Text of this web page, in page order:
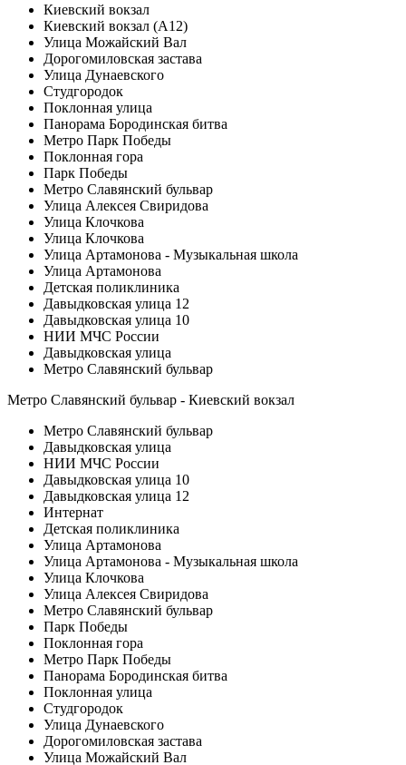
Киевский вокзал
Киевский вокзал (А12)
Улица Можайский Вал
Дорогомиловская застава
Улица Дунаевского
Студгородок
Поклонная улица
Панорама Бородинская битва
Метро Парк Победы
Поклонная гора
Парк Победы
Метро Славянский бульвар
Улица Алексея Свиридова
Улица Клочкова
Улица Клочкова
Улица Артамонова - Музыкальная школа
Улица Артамонова
Детская поликлиника
Давыдковская улица 12
Давыдковская улица 10
НИИ МЧС России
Давыдковская улица
Метро Славянский бульвар
Метро Славянский бульвар - Киевский вокзал
Метро Славянский бульвар
Давыдковская улица
НИИ МЧС России
Давыдковская улица 10
Давыдковская улица 12
Интернат
Детская поликлиника
Улица Артамонова
Улица Артамонова - Музыкальная школа
Улица Клочкова
Улица Алексея Свиридова
Метро Славянский бульвар
Парк Победы
Поклонная гора
Метро Парк Победы
Панорама Бородинская битва
Поклонная улица
Студгородок
Улица Дунаевского
Дорогомиловская застава
Улица Можайский Вал